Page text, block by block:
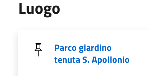
Luogo
Parco giardino
tenuta S. Apollonio